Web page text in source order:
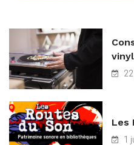
Les
1